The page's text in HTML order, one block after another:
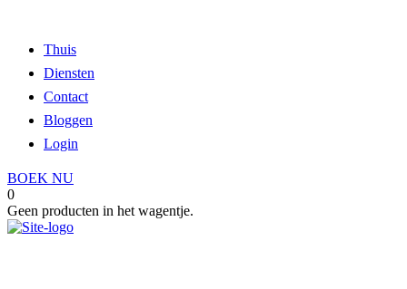
Thuis
Diensten
Contact
Bloggen
Login
BOEK NU
0
Geen producten in het wagentje.